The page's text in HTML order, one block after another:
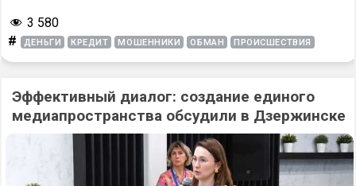
3 580
# ДЕНЬГИ КРЕДИТ МОШЕННИКИ ОБМАН ПРОИСШЕСТВИЯ
Эффективный диалог: создание единого
медиапространства обсудили в Дзержинске